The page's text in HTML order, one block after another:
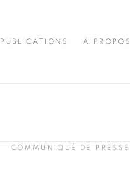
PUBLICATIONS À PROPOS
COMMUNIQUÉ DE PRESSE